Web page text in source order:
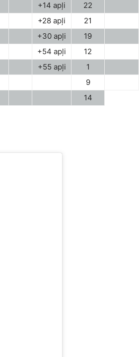
+14 apļi
22
+28 apļi
21
+30 apļi
19
+54 apļi
12
+55 apļi
1
9
14